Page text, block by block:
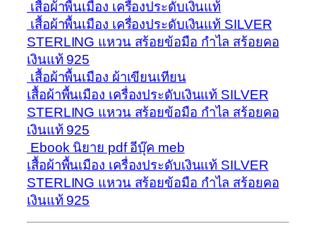
เสื้อผ้าพื้นเมือง เครื่องประดับเงินแท้
เสื้อผ้าพื้นเมือง เครื่องประดับเงินแท้ SILVER
STERLING แหวน สร้อยข้อมือ กำไล สร้อยคอ
เงินแท้ 925
เสื้อผ้าพื้นเมือง ผ้าเขียนเทียน
เสื้อผ้าพื้นเมือง เครื่องประดับเงินแท้ SILVER
STERLING แหวน สร้อยข้อมือ กำไล สร้อยคอ
เงินแท้ 925
Ebook นิยาย pdf อีบุ๊ค meb
เสื้อผ้าพื้นเมือง เครื่องประดับเงินแท้ SILVER
STERLING แหวน สร้อยข้อมือ กำไล สร้อยคอ
เงินแท้ 925